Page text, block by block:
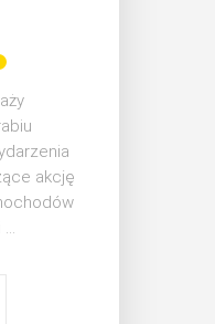
3×3
na myślenickim
koszykarskie
Rozgrywany nad
ma długą i
sięga roku ...